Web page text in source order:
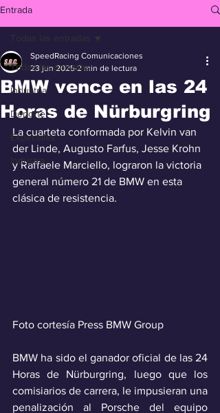
Entrada
Todas las entradas
Industria
Deporte
Especiales
Industra
Todas las entradas
BMW vence en las 24
Horas de Nürburgring
SpeedRacing Comunicaciones
23 jun 2025 2 min de lectura
La cuarteta conformada por Kelvin van
der Linde, Augusto Farfus, Jesse Krohn
y Raffaele Marciello, lograron la victoria
general número 21 de BMW en esta
clásica de resistencia.
Foto cortesía Press BMW Group
BMW ha sido el ganador oficial de las 24
Horas de Nürburgring, luego que los
comisiarios de carrera, le impusieran una
penalización al Porsche del equipo